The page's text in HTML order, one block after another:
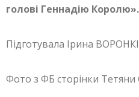
голові Геннадію Королю».
Підготувала Ірина
Фото з ФБ сторінки Тетяни